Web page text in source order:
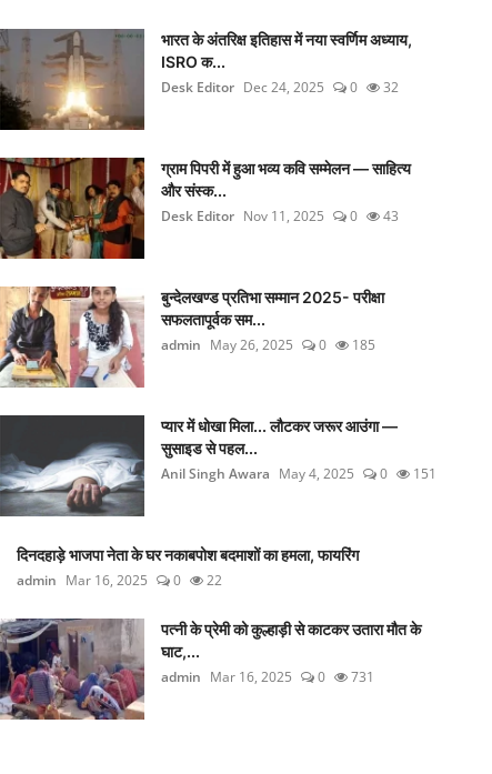
भारत के अंतरिक्ष इतिहास में नया स्वर्णिम अध्याय,
ISRO क...
Desk Editor Dec 24, 2025 0 32
ग्राम पिपरी में हुआ भव्य कवि सम्मेलन — साहित्य
और संस्क...
Desk Editor Nov 11, 2025 0 43
बुन्देलखण्ड प्रतिभा सम्मान 2025- परीक्षा
सफलतापूर्वक सम...
admin May 26, 2025 0 185
प्यार में धोखा मिला... लौटकर जरूर आउंगा —
सुसाइड से पहल...
Anil Singh Awara May 4, 2025 0 151
दिनदहाड़े भाजपा नेता के घर नकाबपोश बदमाशों का हमला, फायरिंग
admin Mar 16, 2025 0 22
पत्नी के प्रेमी को कुल्हाड़ी से काटकर उतारा मौत के
घाट,...
admin Mar 16, 2025 0 731